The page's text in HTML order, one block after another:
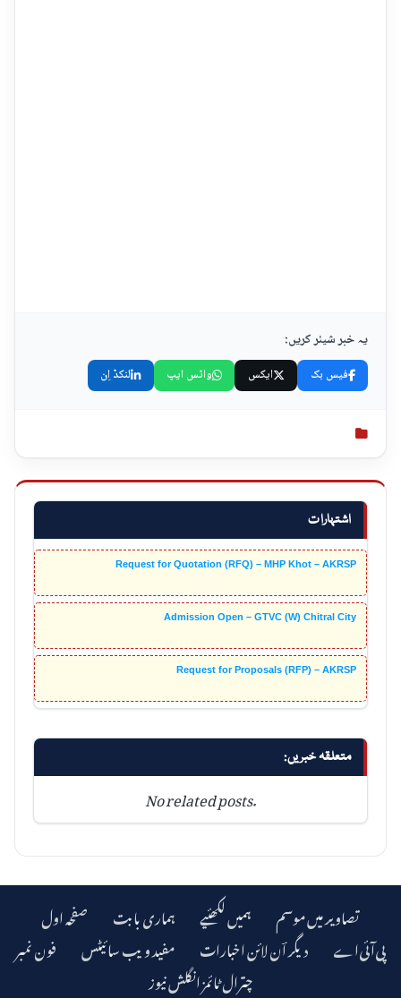
اشتہارات
Request for Quotation (RFQ) – MHP Khot – AKRSP
Admission Open – GTVC (W) Chitral City
Request for Proposals (RFP) – AKRSP
متعلقہ خبریں:
No related posts.
یہ خبر شیئر کریں:
فیس بک ایکس واٹس ایپ لنکڈ اِن
صفحہ اول ہماری بابت ہمیں لکھئیے
تصاویر میں موسم
فون نمبر
مفید ویب سائیٹس دیگر اؔن لائن اخبارات
چترال ٹائمز انگلش نیوز